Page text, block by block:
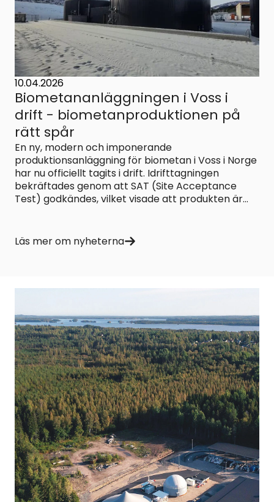
10.04.2026
Biometananläggningen i Voss i
drift - biometanproduktionen på
rätt spår
En ny, modern och imponerande
produktionsanläggning för biometan i Voss i Norge
har nu officiellt tagits i drift. Idrifttagningen
bekräftades genom att SAT (Site Acceptance
Test) godkändes, vilket visade att produkten är...
Läs mer om nyheterna